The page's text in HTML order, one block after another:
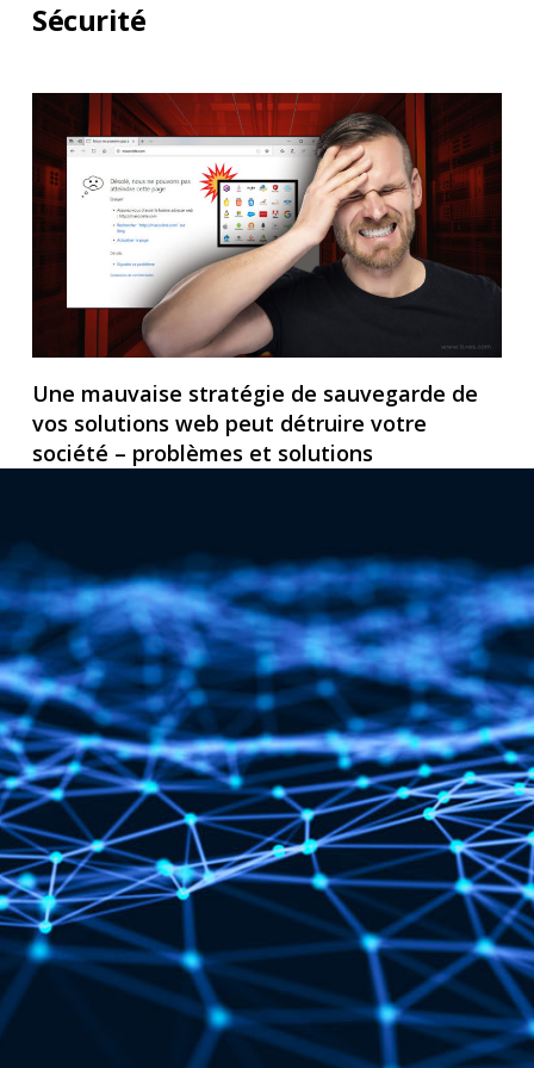
Sécurité
Une mauvaise stratégie de sauvegarde de
vos solutions web peut détruire votre
société – problèmes et solutions